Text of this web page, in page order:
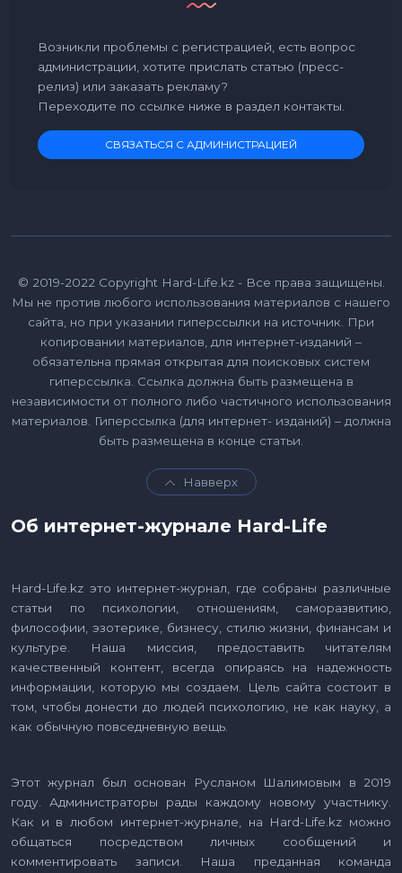
Возникли проблемы с регистрацией, есть вопрос
администрации, хотите прислать статью (пресс-
релиз) или заказать рекламу?
Переходите по ссылке ниже в раздел контакты.
СВЯЗАТЬСЯ С АДМИНИСТРАЦИЕЙ
© 2019-2022 Copyright Hard-Life.kz - Все права защищены.
Мы не против любого использования материалов с нашего
сайта, но при указании гиперссылки на источник. При
копировании материалов, для интернет-изданий –
обязательна прямая открытая для поисковых систем
гиперссылка. Ссылка должна быть размещена в
независимости от полного либо частичного использования
материалов. Гиперссылка (для интернет- изданий) – должна
быть размещена в конце статьи.
Навверх
Об интернет-журнале Hard-Life
Hard-Life.kz это интернет-журнал, где собраны различные
статьи по психологии, отношениям, саморазвитию,
философии, эзотерике, бизнесу, стилю жизни, финансам и
культуре. Наша миссия, предоставить читателям
качественный контент, всегда опираясь на надежность
информации, которую мы создаем. Цель сайта состоит в
том, чтобы донести до людей психологию, не как науку, а
как обычную повседневную вещь.
Этот журнал был основан Русланом Шалимовым в 2019
году. Администраторы рады каждому новому участнику.
Как и в любом интернет-журнале, на Hard-Life.kz можно
общаться посредством личных сообщений и
комментировать записи. Наша преданная команда